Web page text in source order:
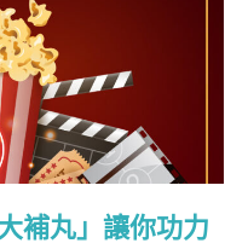
補丸」讓你功力